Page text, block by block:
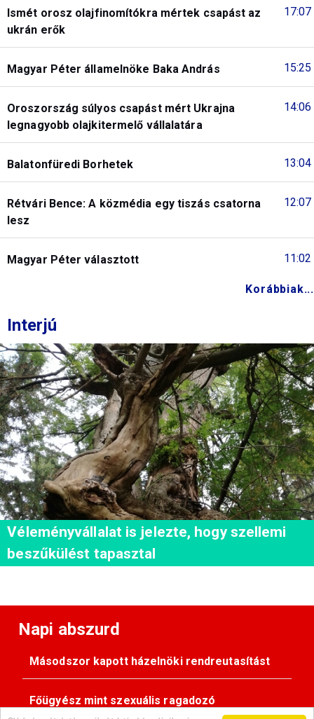
17:07
Ismét orosz olajfinomítókra mértek csapást az
ukrán erők
15:25
Magyar Péter államelnöke Baka András
14:06
Oroszország súlyos csapást mért Ukrajna
legnagyobb olajkitermelő vállalatára
13:04
Balatonfüredi Borhetek
12:07
Rétvári Bence: A közmédia egy tiszás csatorna
lesz
11:02
Magyar Péter választott
Korábbiak...
Interjú
Véleményvállalat is jelezte, hogy szellemi
beszűkülést tapasztal
Napi abszurd
Másodszor kapott házelnöki rendreutasítást
Főügyész mint szexuális ragadozó